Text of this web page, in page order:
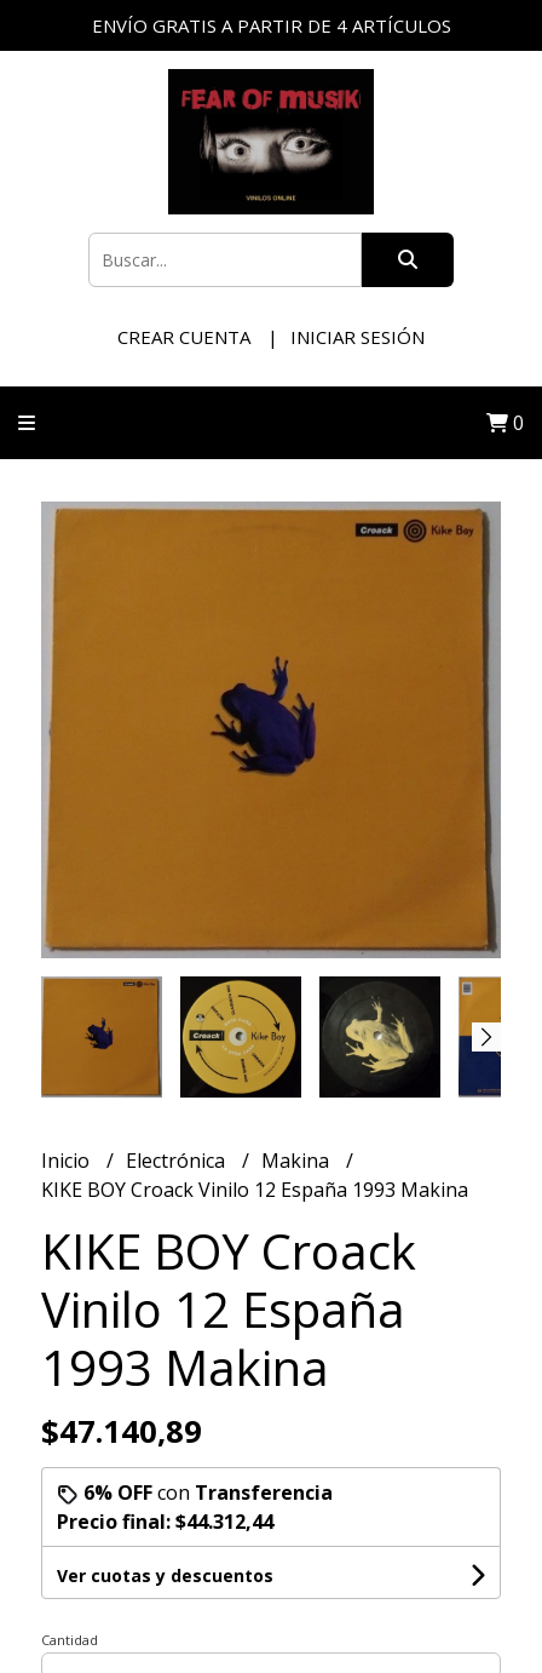
ENVÍO GRATIS A PARTIR DE 4 ARTÍCULOS
CREAR CUENTA INICIAR SESIÓN
0
Inicio Electrónica
Makina
KIKE BOY Croack Vinilo 12 España 1993 Makina
KIKE BOY Croack
Vinilo 12 España
1993 Makina
$47.140,89
6% OFFcon Transferencia
Precio final:$44.312,44
Ver cuotas y descuentos
Cantidad